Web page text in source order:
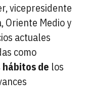
vicepresidente
Oriente Medio y
actuales
como
hábitos de los